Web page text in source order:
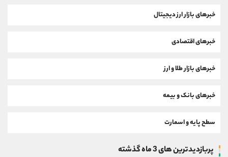
خبرهای بازار ارز دیجیتال
خبرهای اقتصادی
خبرهای بازار طلا و ارز
خبرهای بانک و بیمه
سطح پایه و اسمارت
پربازدیدترین های 3 ماه گذشته